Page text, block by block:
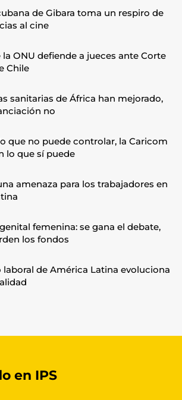
de Gibara toma un respiro de
al cine
la ONU defiende a jueces ante Corte
Chile
sanitarias de África han mejorado,
no
que no puede controlar, la Caricom
lo que sí puede
amenaza para los trabajadores en
femenina: se gana el debate,
los fondos
laboral de América Latina evoluciona
en IPS